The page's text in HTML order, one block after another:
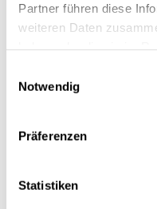
Partner führen diese
weiteren Daten
Notwendig
Präferenzen
Statistiken